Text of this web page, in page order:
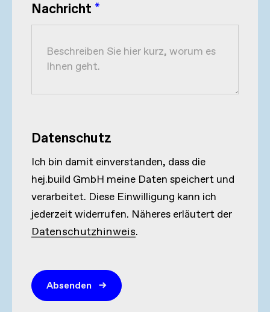
Nachricht *
Datenschutz
Ich bin damit einverstanden, dass die
hej.build GmbH meine Daten speichert und
verarbeitet. Diese Einwilligung kann ich
jederzeit widerrufen. Näheres erläutert der
Datenschutzhinweis.